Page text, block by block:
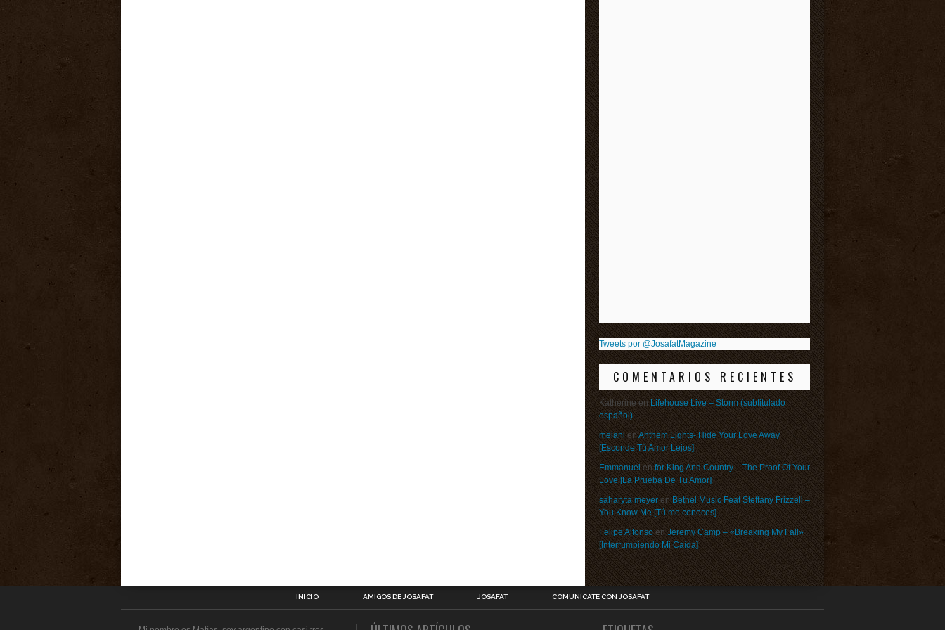
Tweets por @JosafatMagazine
COMENTARIOS RECIENTES
KatherineenLifehouse Live – Storm (subtitulado
español)
melanienAnthem Lights- Hide Your Love Away
[Esconde Tú Amor Lejos]
Emmanuelenfor King And Country – The Proof Of Your
Love [La Prueba De Tu Amor]
saharyta meyerenBethel Music Feat Steffany Frizzell –
You Know Me [Tú me conoces]
Felipe AlfonsoenJeremy Camp – «Breaking My Fall»
[Interrumpiendo Mi Caída]
INICIO AMIGOS DE JOSAFAT JOSAFAT COMUNÍCATE CON JOSAFAT